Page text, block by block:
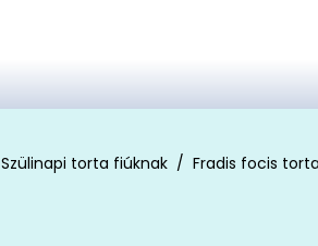
Szülinapi torta fiúknak Fradis focis torta